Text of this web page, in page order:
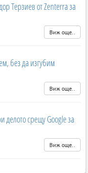
Терзиев от Zenterra за
Виж още..
без да изгубим
Виж още..
делото срещу Google за
Виж още..